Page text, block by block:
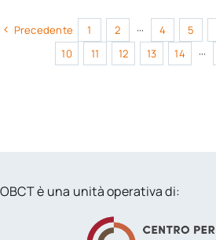
Precedente 1 2 ··· 4 5
10
11 12 13 14 ···
OBCT è una unità operativa di: